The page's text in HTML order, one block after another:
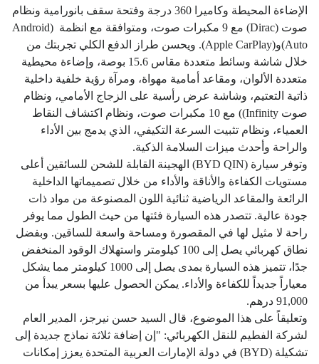
الإضاءة المحيطة وكاميرا 360 درجة وفتحة سقف بانورامية ونظام
صوت (Dirac) مع 9 مكبرات صوت، ومتوافقة مع انظمة (Android
Auto)و(Apple CarPlay). ويحسن طراز الدفع الكلي تجربتك من
خلال شاشة وسائط متعددة مقاس 15.6 بوصة، وإضاءة محيطية
متعددة الألوان، ومقاعد أمامية مهواة، ومرآة رؤية خلفية داخلية
ذاتية التعتيم، وشاشة عرض رأسية على الزجاج الأمامي، ونظام
صوت Infinity)) مع 10 مكبرات صوت، ونظام اكتشاف النقاط
العمياء، ونظام تثبيت السرعة التكيفي، الذي يدمج بين الأداء
والراحة وأحدث ميزات السلامة الذكية.
وتوفر سيارة (BYD QIN) الهجينة القابلة للشحن للسائقين أعلى
مستويات الكفاءة والأناقة والأداء من خلال تصميماتها الداخلية
الرائعة والمقاعد الرياضية ثنائية اللون المصنوعة من مواد ذات
جودة عالية. تتصدر هذه السيارة فئتها من حيث الطول مما يوفر
راحة لا مثيل لها في المقصورة ومساحة واسعة للساقين. وبفضل
نطاق كهربائي يصل إلى 100 كيلومتر واستهلاك الوقود المنخفض
جدًا، تتميز هذه السيارة بمدى يصل إلى 1000 كيلومتر مما يشكل
معياراً جديداً للكفاءة والأداء. يمكن الحصول عليها بسعر يبدأ من
91,000 درهم.
وتعليقاً على هذا الموضوع، قال السيد حسن نيرجز، المدير العام
لشركة الفطيم للنقل الكهربائي: "إن إضافة ثلاثة نماذج جديدة إلى
تشكيلة (BYD) في دولة الإمارات العربية المتحدة يعزز إمكانات